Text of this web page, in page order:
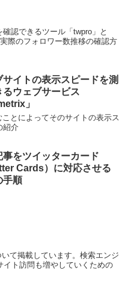
認できるツール「twpro」と
際のフォロワー数推移の確認方
サイトの表示スピードを測
るウェブサービス
」
とによってそのサイトの表示ス
紹介
事をツイッターカード
Cards）に対応させる
手順
て掲載しています。検索エンジ
ト訪問も増やしていくための